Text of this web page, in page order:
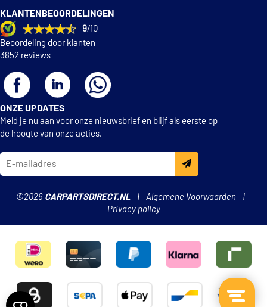
KLANTENBEOORDELINGEN
9/10
Beoordeling door klanten
3852 reviews
ONZE UPDATES
Meld je nu aan voor onze nieuwsbrief en blijf als eerste op
de hoogte van onze acties.
©2026 CARPARTSDIRECT.NL
Algemene Voorwaarden
Privacy policy